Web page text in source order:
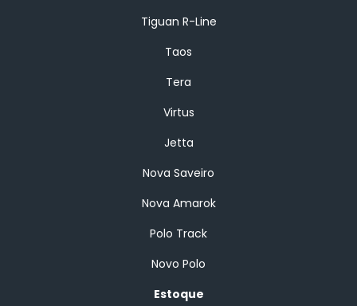
Tiguan R-Line
Taos
Tera
Virtus
Jetta
Nova Saveiro
Nova Amarok
Polo Track
Novo Polo
Estoque